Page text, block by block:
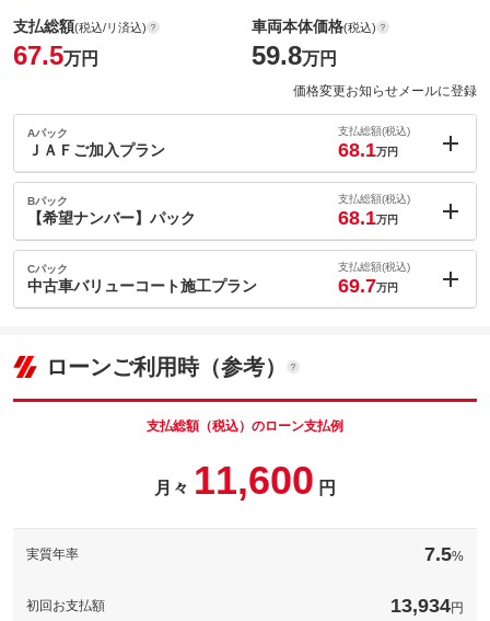
支払総額(税込/リ済込)
67.5万円
車両本体価格(税込)
59.8万円
価格変更お知らせメールに登録
Aパック
ＪＡＦご加入プラン
支払総額(税込)
68.1万円
内：オプシ
ョン価格
(税込)
車両本体価
59.8万円
パック内容
す！保険ロードサービスと合わせてご加入いただくと更に手厚い
Bパック
【希望ナンバー】パック
支払総額(税込)
68.1万円
内：オプシ
ョン価格
(税込)
車両本体価
字をお客様の愛車にも！※一部取得出来ないナンバーもございま
す。※人気の数字等は、抽選になることがございます。ご了承く
備考
Cパック
中古車バリューコート施工プラン
支払総額(税込)
69.7万円
車両本体価
59.8
タッフが専用工具を使用し、下地処理からコーティングまで行い
「中古車向けのリーズナブルなコーティングが施工したい」その
ローンご利用時（参考）
支払総額（税込）のローン支払例
月々 11,600 円
実質年率 7.5%
初回お支払額 13,934円